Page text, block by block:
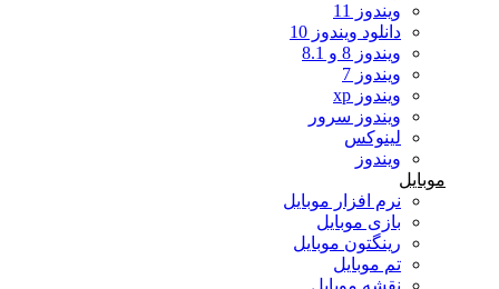
ویندوز 11
دانلود ویندوز 10
ویندوز 8 و 8.1
ویندوز 7
ویندوز xp
ویندوز سرور
لینوکس
ویندوز
موبایل
نرم افزار موبایل
بازی موبایل
رینگتون موبایل
تم موبایل
نقشه موبایل